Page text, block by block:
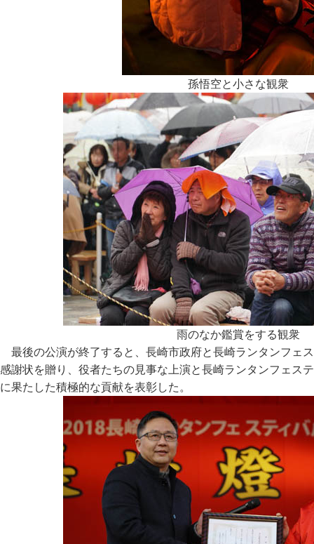
孫悟空と小さな観衆
雨のなか鑑賞をする観衆
最後の公演が終了すると、長崎市政府と長崎ランタンフェ
感謝状を贈り、役者たちの見事な上演と長崎ランタンフェス
に果たした積極的な貢献を表彰した。